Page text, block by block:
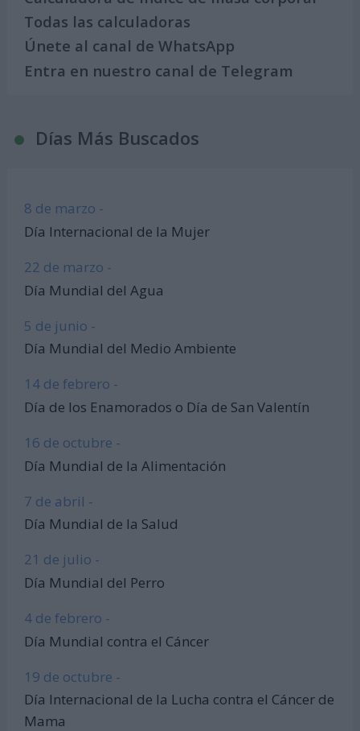
Todas las calculadoras
Únete al canal de WhatsApp
Entra en nuestro canal de Telegram
Días Más Buscados
8 de marzo -
Día Internacional de la Mujer
22 de marzo -
Día Mundial del Agua
5 de junio -
Día Mundial del Medio Ambiente
14 de febrero -
Día de los Enamorados o Día de San Valentín
16 de octubre -
Día Mundial de la Alimentación
7 de abril -
Día Mundial de la Salud
21 de julio -
Día Mundial del Perro
4 de febrero -
Día Mundial contra el Cáncer
19 de octubre -
Día Internacional de la Lucha contra el Cáncer de
Mama